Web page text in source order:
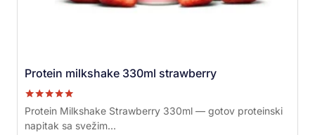
Protein milkshake 330ml strawberry
Ocenjeno sa
5.00
od 5
Protein Milkshake Strawberry 330ml — gotov proteinski
napitak sa svežim...